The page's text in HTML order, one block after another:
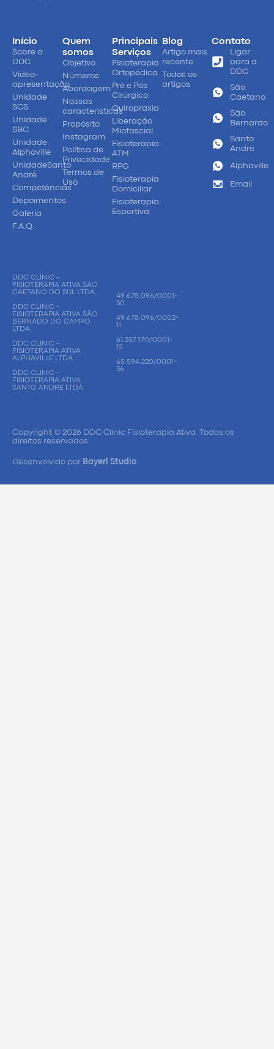
Início
Sobre a
DDC
Vídeo-
apresentação
Unidade
SCS
Unidade
SBC
Unidade
Alphaville
UnidadeSanto
André
Competências
Depoimentos
Galeria
F.A.Q.
Quem
somos
Objetivo
Números
Abordagem
Nossas
características
Propósito
Instagram
Política de
Privacidade
Termos de
Uso
Principais
Serviços
Fisioterapia
Ortopédica
Pré e Pós
Cirúrgico
Quiropraxia
Liberação
Miofascial
Fisioterapia
ATM
RPG
Fisioterapia
Domiciliar
Fisioterapia
Esportiva
Blog
Artigo mais
recente
Todos os
artigos
Contato
Ligar
para a
DDC
São
Caetano
São
Bernardo
Santo
André
Alphaville
Email
DDC CLINIC -
FISIOTERAPIA ATIVA SÃO
CAETANO DO SUL LTDA.
DDC CLINIC -
FISIOTERAPIA ATIVA SÃO
BERNADO DO CAMPO
LTDA.
DDC CLINIC -
FISIOTERAPIA ATIVA
ALPHAVILLE LTDA
DDC CLINIC -
FISIOTERAPIA ATIVA
SANTO ANDRE LTDA
49.678.096/0001-
30.
49.678.096/0002-
11
61.357.170/0001-
12
65.594.220/0001-
36
Copyright © 2026 DDC Clinic Fisioterapia Ativa. Todos os
direitos reservados.
Desenvolvido por Bayerl Studio